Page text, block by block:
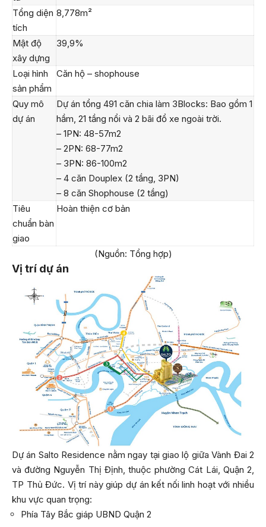
Tổng diện
tích
8,778m²
Mật độ
xây dựng
39,9%
Loại hình
sản phẩm
Căn hộ – shophouse
Quy mô
dự án
Dự án tổng 491 căn chia làm 3Blocks: Bao gồm 1
hầm, 21 tầng nổi và 2 bãi đổ xe ngoài trời.
– 1PN: 48-57m2
– 2PN: 68-77m2
– 3PN: 86-100m2
– 4 căn Douplex (2 tầng, 3PN)
– 8 căn Shophouse (2 tầng)
Tiêu
chuẩn bàn
giao
Hoàn thiện cơ bản
(Nguồn: Tổng hợp)
Vị trí dự án
Dự án Salto Residence nằm ngay tại giao lộ giữa Vành Đai 2
và đường Nguyễn Thị Định, thuộc phường Cát Lái, Quận 2,
TP Thủ Đức. Vị trí này giúp dự án kết nối linh hoạt với nhiều
khu vực quan trọng:
Phía Tây Bắc giáp UBND Quận 2